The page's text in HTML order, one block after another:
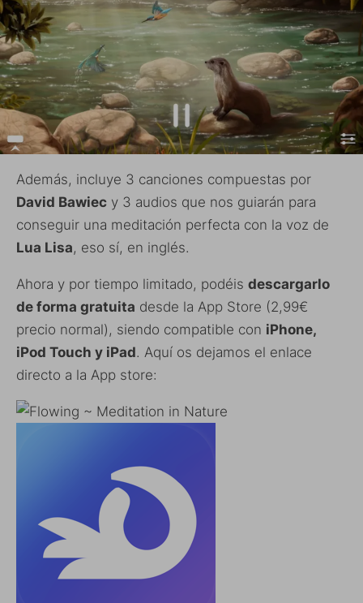
Además, incluye 3 canciones compuestas por
David Bawiec y 3 audios que nos guiarán para
conseguir una meditación perfecta con la voz de
Lua Lisa, eso sí, en inglés.
Ahora y por tiempo limitado, podéis descargarlo
de forma gratuita desde la App Store (2,99€
precio normal), siendo compatible con iPhone,
iPod Touch y iPad. Aquí os dejamos el enlace
directo a la App store: